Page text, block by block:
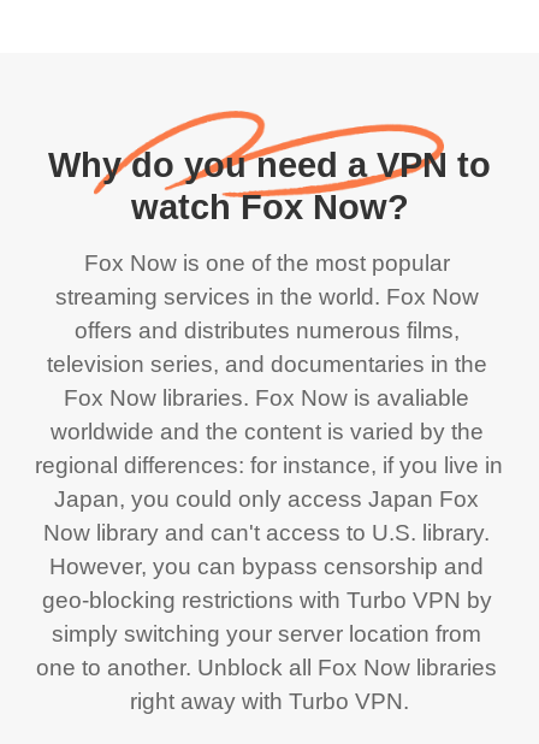
Why do you need a VPN to
watch Fox Now?
Fox Now is one of the most popular
streaming services in the world. Fox Now
offers and distributes numerous films,
television series, and documentaries in the
Fox Now libraries. Fox Now is avaliable
worldwide and the content is varied by the
regional differences: for instance, if you live in
Japan, you could only access Japan Fox
Now library and can't access to U.S. library.
However, you can bypass censorship and
geo-blocking restrictions with Turbo VPN by
simply switching your server location from
one to another. Unblock all Fox Now libraries
right away with Turbo VPN.